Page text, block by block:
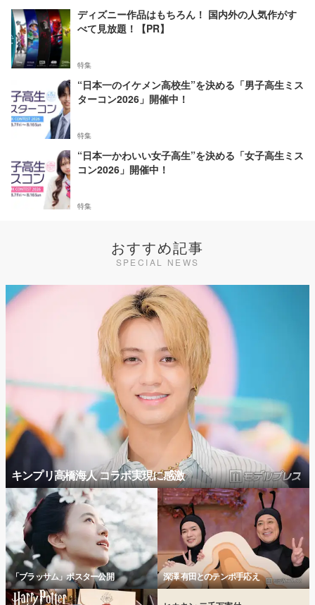
ディズニー作品はもちろん！ 国内外の人気作がす
べて見放題！【PR】
特集
“日本一のイケメン高校生”を決める「男子高生ミス
ターコン2026」開催中！
特集
“日本一かわいい女子高生”を決める「女子高生ミス
コン2026」開催中！
特集
おすすめ記事
SPECIAL NEWS
キンプリ高橋海人 コラボ実現に感激
「ブラッサム」ポスター公開 深澤 有田とのテンポ手応え